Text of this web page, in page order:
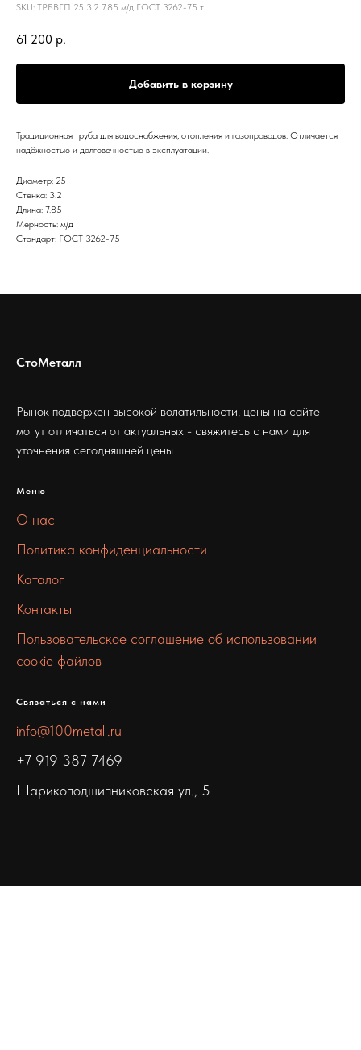
SKU: ТРБВГП 25 3.2 7.85 м/д ГОСТ 3262-75 т
61 200 р.
Добавить в корзину
Традиционная труба для водоснабжения, отопления и газопроводов. Отличается
надёжностью и долговечностью в эксплуатации.
Диаметр: 25
Стенка: 3.2
Длина: 7.85
Мерность: м/д
Стандарт: ГОСТ 3262-75
СтоМеталл
Рынок подвержен высокой волатильности, цены на сайте
могут отличаться от актуальных - свяжитесь с нами для
уточнения сегодняшней цены
Меню
О нас
Политика конфиденциальности
Каталог
Контакты
Пользовательское соглашение об использовании
cookie файлов
Связаться с нами
info@100metall.ru
+7 919 387 7469
Шарикоподшипниковская ул., 5